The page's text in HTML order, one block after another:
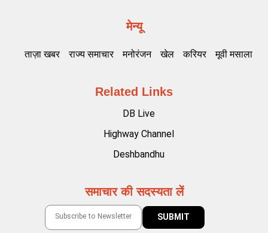
मेन्यू
ताज़ा खबर राज्य समाचार मनोरंजन खेल करियर मूवी मसाला
Related Links
DB Live
Highway Channel
Deshbandhu
समाचार की सदस्यता लें